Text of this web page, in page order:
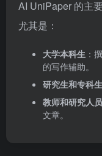
AI UniPaper 的主
尤其是：
大学本科生 ：
的写作辅助。
研究生和专科生
教师和研究人员
文章。